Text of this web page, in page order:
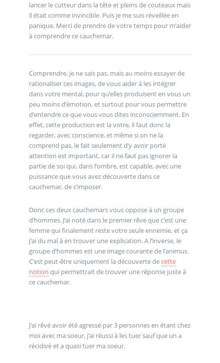
lancer le cutteur dans la tête et pleins de couteaux mais
il était comme invincible. Puis je me suis réveillée en
panique. Merci de prendre de votre temps pour m’aider
à comprendre ce cauchemar.
Comprendre, je ne sais pas, mais au moins essayer de
rationaliser ces images, de vous aider à les intégrer
dans votre mental, pour qu’elles produisent en vous un
peu moins d’émotion, et surtout pour vous permettre
d’entendre ce que vous vous dites inconsciemment. En
effet, cette production est la votre, il faut donc la
regarder, avec conscience, et même si on ne la
comprend pas, le fait seulement d’y avoir porté
attention est important, car il ne faut pas ignorer la
partie de soi qui, dans l’ombre, est capable, avec une
puissance que vous avez découverte dans ce
cauchemar, de s’imposer.
Donc ces deux cauchemars vous oppose à un groupe
d’hommes. J’ai noté dans le premier rêve que c’est une
femme qui finalement reste votre seule ennemie, et ça
j’ai du mal à en trouver une explication. A l’inverse, le
groupe d’hommes est une image courante de l’animus.
C’est peut-être uniquement la découverte decette
notion qui permettrait de trouver une réponse juste à
ce cauchemar.
J’ai rêvé avoir été agressé par 3 personnes en étant chez
moi avec ma soeur, j’ai réussi à les tuer sauf que un a
récidivé et a quasi tuer ma soeur.